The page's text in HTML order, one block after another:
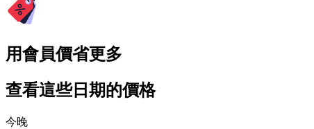
用會員價省更多
查看這些日期的價格
今晚